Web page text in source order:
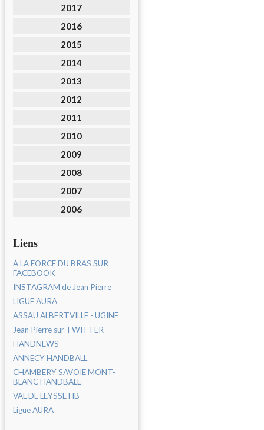
2017
2016
2015
2014
2013
2012
2011
2010
2009
2008
2007
2006
Liens
A LA FORCE DU BRAS SUR
FACEBOOK
INSTAGRAM de Jean Pierre
LIGUE AURA
ASSAU ALBERTVILLE - UGINE
Jean Pierre sur TWITTER
HANDNEWS
ANNECY HANDBALL
CHAMBERY SAVOIE MONT-
BLANC HANDBALL
VAL DE LEYSSE HB
Ligue AURA